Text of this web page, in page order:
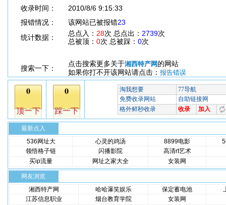
收录时间：
2010/8/6 9:15:33
报错情况：
该网站已被报错23
统计数据：
总点入： 28次 总点出： 2739次
总被顶： 0次 总被踩： 0次
搜索一下：
点击搜索更多关于湘西特产网 的网站
如果你打不开该网站请点击： 报告错误
最新点入
536网址大
心灵的鸡汤 8899电影
领悟格子链
闪播影院
高清rt艺术
买ip流量
网址之家大全 女装网
网友浏览
湘西特产网
哈哈瀑笑娱乐 保定蓄电池
江苏信息职业
烟台教育学院
女装网